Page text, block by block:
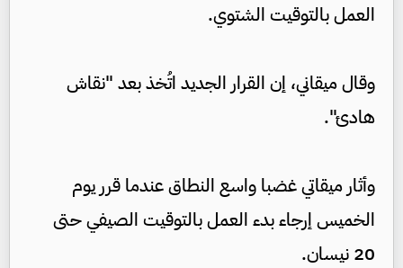
العمل بالتوقيت الشتوي.
وقال ميقاني، إن القرار الجديد اتُخذ بعد "نقاش
هادئ".
وأثار ميقاتي غضبا واسع النطاق عندما قرر يوم
الخميس إرجاء بدء العمل بالتوقيت الصيفي حتى
20 نيسان.